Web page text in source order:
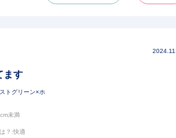
ます
トグリーン×ホ
未満
？ :快適